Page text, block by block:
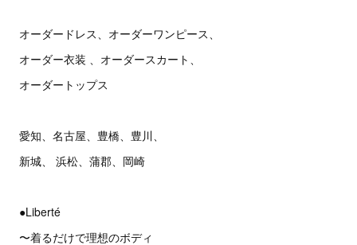
オーダードレス、オーダーワンピース、
オーダー衣装 、オーダースカート、
オーダートップス
愛知、名古屋、豊橋、豊川、
新城、 浜松、蒲郡、岡崎
●Liberté
〜着るだけで理想のボディ